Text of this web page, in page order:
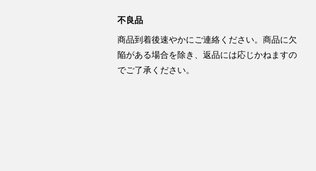
不良品
商品到着後速やかにご連絡ください。商品に欠
陥がある場合を除き、返品には応じかねますの
でご了承ください。